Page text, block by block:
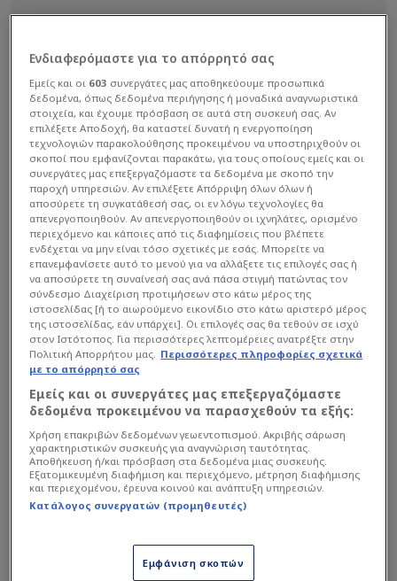
«Πιστεύω πραγματικά ότι το ταλέντο και η εμπειρία
είναι τεράστιος παράγοντας στις σειρές των πλέι-οφ
γενικά, και ειδικά για τα Game 5. Υπάρχει λόγος που ο
Εργκίν Αταμάνέχει κερδίσει και τα τέσσερα Game 5
στην καριέρα του σε αυτή τη μορφή της
με σειρές best-of-five», ανέφερε.
Διαβάστε επίσης...
Τελευταίο ματς στον πάγκο
του Παναθηναϊκού; Η 11άδα
Ενδιαφερόμαστε για το απόρρητό σας
Εμείς και οι 603 συνεργάτες μας αποθηκεύουμε προσωπικά
δεδομένα, όπως δεδομένα περιήγησης ή μοναδικά αναγνωριστικά
στοιχεία, και έχουμε πρόσβαση σε αυτά στη συσκευή σας. Αν
επιλέξετε Αποδοχή, θα καταστεί δυνατή η ενεργοποίηση
τεχνολογιών παρακολούθησης προκειμένου να υποστηριχθούν οι
σκοποί που εμφανίζονται παρακάτω, για τους οποίους εμείς και οι
συνεργάτες μας επεξεργαζόμαστε τα δεδομένα με σκοπό την
παροχή υπηρεσιών. Αν επιλέξετε Απόρριψη όλων όλων ή
αποσύρετε τη συγκατάθεσή σας, οι εν λόγω τεχνολογίες θα
απενεργοποιηθούν. Αν απενεργοποιηθούν οι ιχνηλάτες, ορισμένο
περιεχόμενο και κάποιες από τις διαφημίσεις που βλέπετε
ενδέχεται να μην είναι τόσο σχετικές με εσάς. Μπορείτε να
επανεμφανίσετε αυτό το μενού για να αλλάξετε τις επιλογές σας ή
να αποσύρετε τη συναίνεσή σας ανά πάσα στιγμή πατώντας τον
σύνδεσμο Διαχείριση προτιμήσεων στο κάτω μέρος της
ιστοσελίδας [ή το αιωρούμενο εικονίδιο στο κάτω αριστερό μέρος
της ιστοσελίδας, εάν υπάρχει]. Οι επιλογές σας θα τεθούν σε ισχύ
στον Ιστότοπος. Για περισσότερες λεπτομέρειες ανατρέξτε στην
Πολιτική Απορρήτου μας. Περισσότερες πληροφορίες σχετικά
με το απόρρητό σας
Εμείς και οι συνεργάτες μας επεξεργαζόμαστε
δεδομένα προκειμένου να παρασχεθούν τα εξής:
Χρήση επακριβών δεδομένων γεωεντοπισμού. Ακριβής σάρωση
χαρακτηριστικών συσκευής για αναγνώριση ταυτότητας.
Αποθήκευση ή/και πρόσβαση στα δεδομένα μιας συσκευής.
Εξατομικευμένη διαφήμιση και περιεχόμενο, μέτρηση διαφήμισης
και περιεχομένου, έρευνα κοινού και ανάπτυξη υπηρεσιών.
Κατάλογος συνεργατών (προμηθευτές)
Εμφάνιση σκοπών